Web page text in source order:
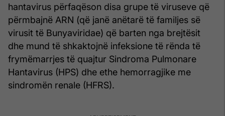
hantavirus përfaqëson disa grupe të viruseve që
përmbajnë ARN (që janë anëtarë të familjes së
virusit të Bunyaviridae) që barten nga brejtësit
dhe mund të shkaktojnë infeksione të rënda të
frymëmarrjes të quajtur Sindroma Pulmonare
Hantavirus (HPS) dhe ethe hemorragjike me
sindromën renale (HFRS).